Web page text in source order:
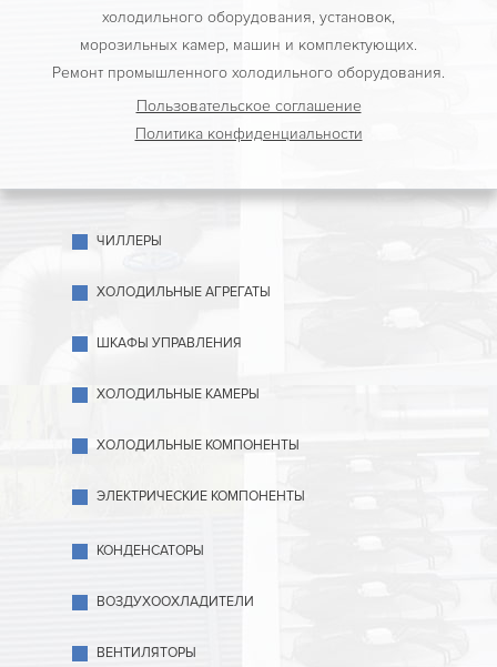
холодильного оборудования, установок,
морозильных камер, машин и комплектующих.
Ремонт промышленного холодильного оборудования.
Пользовательское соглашение
Политика конфиденциальности
ЧИЛЛЕРЫ
ХОЛОДИЛЬНЫЕ АГРЕГАТЫ
ШКАФЫ УПРАВЛЕНИЯ
ХОЛОДИЛЬНЫЕ КАМЕРЫ
ХОЛОДИЛЬНЫЕ КОМПОНЕНТЫ
ЭЛЕКТРИЧЕСКИЕ КОМПОНЕНТЫ
КОНДЕНСАТОРЫ
ВОЗДУХООХЛАДИТЕЛИ
ВЕНТИЛЯТОРЫ